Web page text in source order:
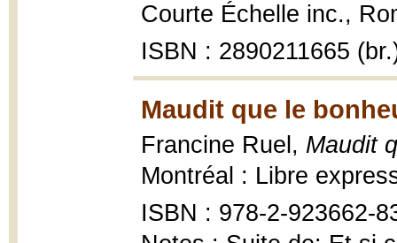
Courte Échelle inc.,
ISBN : 2890211665
Maudit que le
Francine Ruel, Maudit
Montréal : Libre
ISBN : 978-2-923662-